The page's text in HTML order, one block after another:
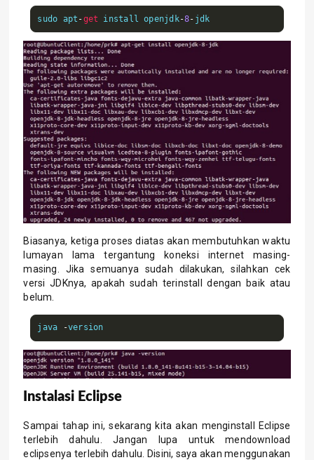
sudo apt -get install openjdk-8- jdk
Biasanya, ketiga proses diatas akan membutuhkan waktu
lumayan lama tergantung koneksi internet masing-
masing. Jika semuanya sudah dilakukan, silahkan cek
versi JDKnya, apakah sudah terinstall dengan baik atau
belum.
java -version
Instalasi Eclipse
Sampai tahap ini, sekarang kita akan menginstall Eclipse
terlebih dahulu. Jangan lupa untuk mendownload
eclipsenya terlebih dahulu. Disini, saya akan menggunakan